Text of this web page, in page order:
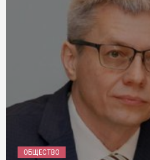
ОБЩЕСТВО